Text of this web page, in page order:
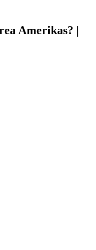
Amerikas? |